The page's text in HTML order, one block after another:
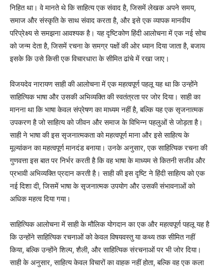
निहित था। वे मानते थे कि साहित्य एक संवाद है, जिसमें लेखक अपने समय,
समाज और संस्कृति के साथ संवाद करता है, और इसे एक व्यापक मानवीय
परिप्रेक्ष्य से समझना आवश्यक है। यह दृष्टिकोण हिंदी आलोचना में एक नई सोच
को जन्म देता है, जिसमें रचना के समग्र पक्षों की ओर ध्यान दिया जाता है, बजाय
इसके कि उसे किसी एक विचारधारा के सीमित ढांचे में रखा जाए।
विजयदेव नारायण साही की आलोचना में एक महत्वपूर्ण पहलू यह था कि उन्होंने
साहित्यिक भाषा और उसकी अभिव्यक्ति की स्वतंत्रता पर जोर दिया। साही का
मानना था कि भाषा केवल संप्रेषण का माध्यम नहीं है, बल्कि यह एक सृजनात्मक
उपकरण है जो साहित्य को जीवन और समाज के विभिन्न पहलुओं से जोड़ता है।
साही ने भाषा की इस सृजनात्मकता को महत्वपूर्ण माना और इसे साहित्य के
मूल्यांकन का महत्वपूर्ण मानदंड बनाया। उनके अनुसार, एक साहित्यिक रचना की
गुणवत्ता इस बात पर निर्भर करती है कि वह भाषा के माध्यम से कितनी सजीव और
प्रभावी अभिव्यक्ति प्रदान करती है। साही की इस दृष्टि ने हिंदी साहित्य को एक
नई दिशा दी, जिसमें भाषा के सृजनात्मक उपयोग और उसकी संभावनाओं को
अधिक महत्व दिया गया।
साहित्यिक आलोचना में साही के मौलिक योगदान का एक और महत्वपूर्ण पहलू यह है
कि उन्होंने साहित्यिक रचनाओं को केवल विषयवस्तु या कथ्य तक सीमित नहीं
किया, बल्कि उन्होंने शिल्प, शैली, और साहित्यिक संरचनाओं पर भी जोर दिया।
साही के अनुसार, साहित्य केवल विचारों का वाहक नहीं होता, बल्कि वह एक कला